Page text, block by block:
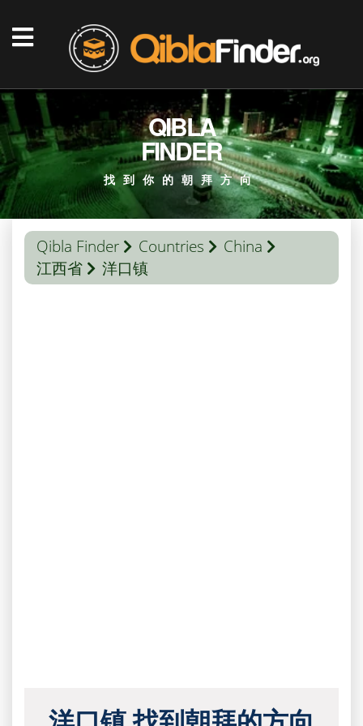
QIBLA
FINDER
找到你的朝拜方向
Qibla Finder Countries
China
江西省
洋口镇